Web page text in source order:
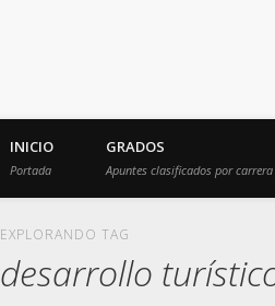
INICIO
Portada
GRADOS
Apuntes clasificados por
EXPLORANDO TAG
desarrollo